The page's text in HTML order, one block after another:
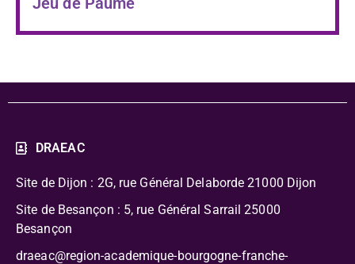
DRAEAC
Site de Dijon : 2G, rue Général Delaborde 21000 Dijon
Site de Besançon : 5, rue Général Sarrail 25000
Besançon
draeac@region-academique-bourgogne-franche-